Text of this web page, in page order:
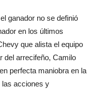
ganador no se definió
en los últimos
que alista el equipo
del arrecifeño, Camilo
perfecta maniobra en la
las acciones y